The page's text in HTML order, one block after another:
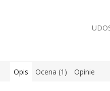
Opis Ocena (1) Opinie